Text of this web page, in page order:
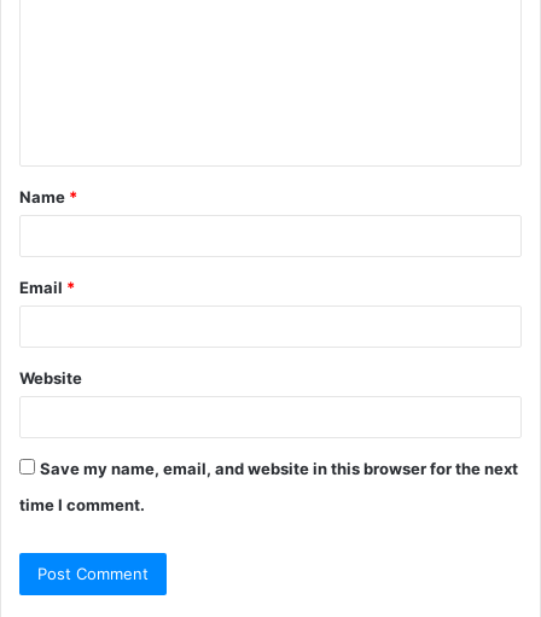
t
*
Name *
Email *
Website
Save my name, email, and website in this browser for the next
time I comment.